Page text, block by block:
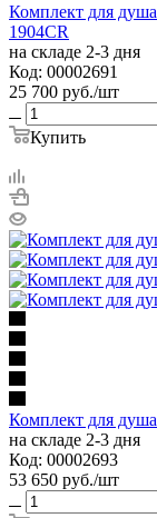
Комплект для
1904CR
на складе 2-3 дня
Код: 00002691
25 700 руб./шт
Купить
Комплект для
на складе 2-3 дня
Код: 00002693
53 650 руб./шт